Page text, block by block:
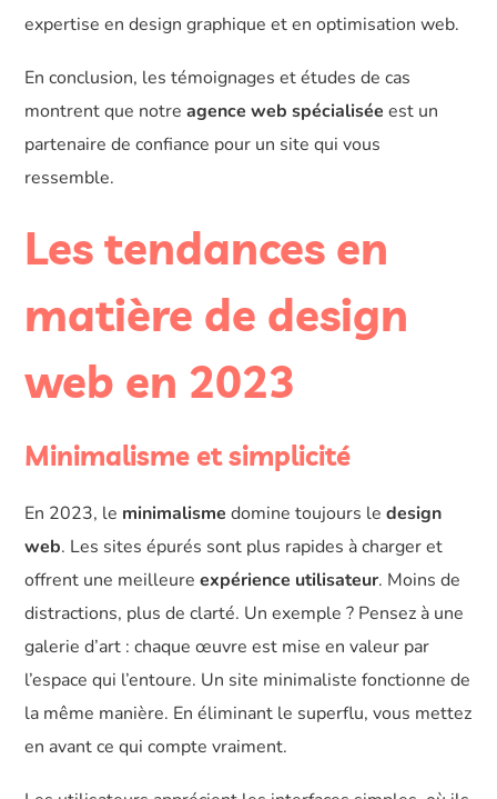
expertise en design graphique et en optimisation web.
En conclusion, les témoignages et études de cas
montrent que notreagence web spécialisée est un
partenaire de confiance pour un site qui vous
ressemble.
Les tendances en
matière de design
web en 2023
Minimalisme et simplicité
En 2023, le minimalisme domine toujours ledesign
web. Les sites épurés sont plus rapides à charger et
offrent une meilleureexpérience utilisateur. Moins de
distractions, plus de clarté. Un exemple ? Pensez à une
galerie d’art : chaque œuvre est mise en valeur par
l’espace qui l’entoure. Un site minimaliste fonctionne de
la même manière. En éliminant le superflu, vous mettez
en avant ce qui compte vraiment.